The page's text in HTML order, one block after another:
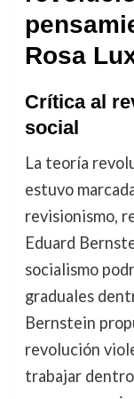
Rosa
Crítica al
social
La teoría
estuvo
revisionismo,
Eduard
socialismo
graduales
Bernstein
revolución
trabajar